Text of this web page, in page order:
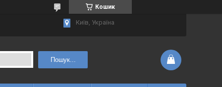
Кошик
Київ, Україна
Пошук...